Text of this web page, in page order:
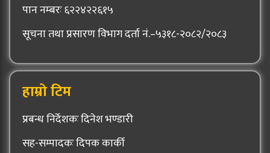
पान नम्बरः ६२२४२२६१५
सूचना तथा प्रसारण विभाग दर्ता नं.–५३१८-२०८२/२०८३
हाम्रो टिम
प्रबन्ध निर्देशकः दिनेश भण्डारी
सह-सम्पादकः दिपक कार्की